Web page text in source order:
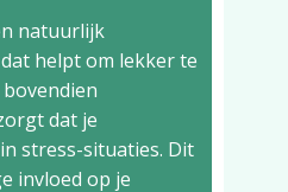
natuurlijk
helpt om lekker te
dat je
stress-situaties. Dit
invloed op je